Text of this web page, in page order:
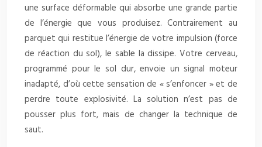
une surface déformable qui absorbe une grande partie
de l’énergie que vous produisez. Contrairement au
parquet qui restitue l’énergie de votre impulsion (force
de réaction du sol), le sable la dissipe. Votre cerveau,
programmé pour le sol dur, envoie un signal moteur
inadapté, d’où cette sensation de « s’enfoncer » et de
perdre toute explosivité. La solution n’est pas de
pousser plus fort, mais de changer la technique de
saut.